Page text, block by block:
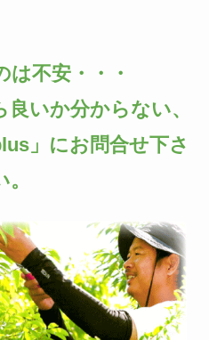
は不安・・・
いか分からない、
」にお問合せ下さ
。